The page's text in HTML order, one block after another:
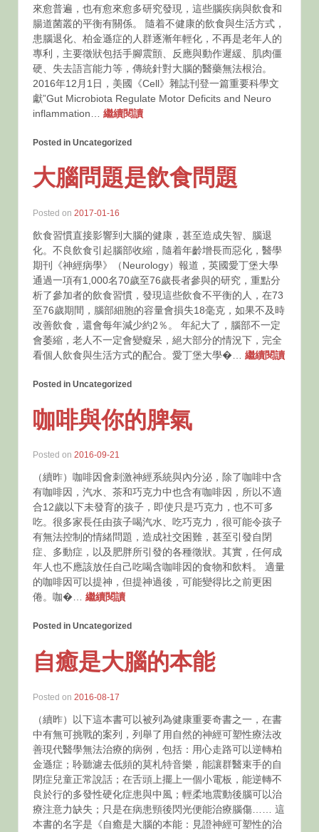
來愈普遍，也有愈來愈多研究發現，這些腦疾病與飲食和
腸道菌叢的平衡有關係。 隨着不健康的飲食與生活方式，
患腦退化、柏金遜症的人群逐漸年輕化，不再是老年人的
專利，主要徵狀包括手腳震顫、反應與動作遲緩、肌肉僵
硬、失去語言能力等，傳統針對大腦的醫藥無法根治。
2016年12月1日，美國《Cell》雜誌刊登一篇重要科學文
獻”Gut Microbiota Regulate Motor Deficits and Neuro
inflammation… 繼續閱讀
Posted in Uncategorized
大腦問題是飲食問題
Posted on 2017-01-16
飲食習慣直接影響到大腦的健康，甚至造成失智、腦退
化。不良飲食引起腦部收縮，隨着年齡增長而惡化，醫學
期刊《神經病學》（Neurology）報道，英國愛丁堡大學
通過一項有1,000名70歲至76歲長者參與的研究，重點分
析了參加者的飲食習慣，發現這些飲食不平衡的人，在73
至76歲期間，腦部細胞的容量會損失18毫克，如果不及時
改善飲食，還會每年減少約2％。 年紀大了，腦部不一定
會萎縮，老人不一定會變癡呆，絕大部分的情況下，完全
看個人飲食與生活方式的配合。愛丁堡大學�… 繼續閱讀
Posted in Uncategorized
咖啡與你的脾氣
Posted on 2016-09-21
（續昨）咖啡因會刺激神經系統與內分泌，除了咖啡中含
有咖啡因，汽水、茶和巧克力中也含有咖啡因，所以不適
合12歲以下未發育的孩子，即使只是巧克力，也不可多
吃。很多家長任由孩子喝汽水、吃巧克力，很可能令孩子
有無法控制的情緒問題，造成社交困難，甚至引發自閉
症、多動症，以及肥胖所引發的各種徵狀。其實，任何成
年人也不應該放任自己吃喝含咖啡因的食物和飲料。 適量
的咖啡因可以提神，但提神過後，可能變得比之前更困
倦。咖�… 繼續閱讀
Posted in Uncategorized
自癒是大腦的本能
Posted on 2016-08-17
（續昨）以下這本書可以被列為健康重要奇書之一，在書
中有無可挑戰的案列，列舉了用自然的神經可塑性療法改
善現代醫學無法治療的病例，包括：用心走路可以逆轉柏
金遜症；聆聽濾去低頻的莫札特音樂，能讓群醫束手的自
閉症兒童正常說話；在舌頭上擺上一個小電板，能逆轉不
良於行的多發性硬化症患與中風；輕柔地震動後腦可以治
療注意力缺失；只是在病患頸後閃光便能治療腦傷…… 這
本書的名字是《自癒是大腦的本能：見證神經可塑性的治